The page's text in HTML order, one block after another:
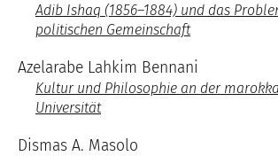
Adib Ishaq (1856–1884) und das
politischen Gemeinschaft
Azelarabe Lahkim Bennani
Kultur und Philosophie an der
Universität
Dismas A. Masolo